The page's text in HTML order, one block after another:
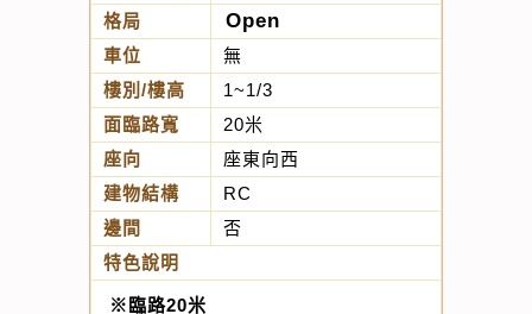
格局
Open
車位
無
樓別/樓高
1~1/3
面臨路寬
20米
座向
座東向西
建物結構
RC
邊間
否
特色說明
※臨路20米